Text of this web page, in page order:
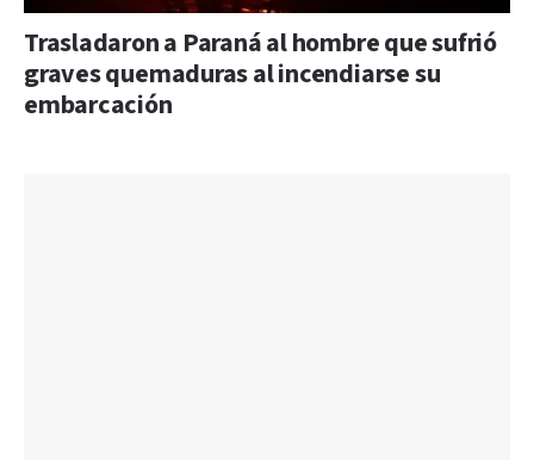
Trasladaron a Paraná al hombre que sufrió
graves quemaduras al incendiarse su
embarcación